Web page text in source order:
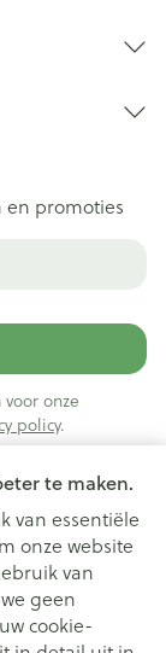
te maken.
van essentiële
onze website
van
geen
cookie-
en promoties
onze
policy.